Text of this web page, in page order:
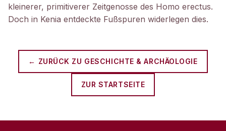
kleinerer, primitiverer Zeitgenosse des Homo erectus.
Doch in Kenia entdeckte Fußspuren widerlegen dies.
← ZURÜCK ZU GESCHICHTE & ARCHÄOLOGIE
ZUR STARTSEITE